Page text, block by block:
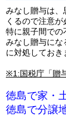
みなし贈与は、
くるので注意が
特に親子間での
みなし贈与にな
に対処しておき
※1:国税庁「贈
徳島で家・
徳島で分譲